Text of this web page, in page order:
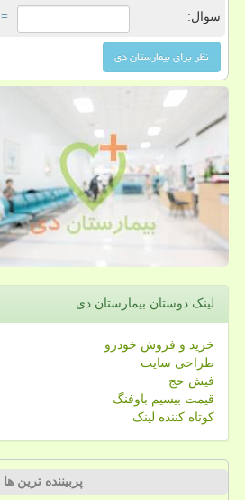
سوال: = ۳ بعلاوه ۱
لینک دوستان بیمارستان دی
خرید و فروش خودرو
طراحی سایت
فیش حج
قیمت بیسیم باوفنگ
کوتاه کننده لینک
پربیننده ترین ها